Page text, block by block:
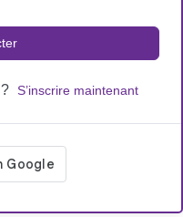
S’inscrire maintenant